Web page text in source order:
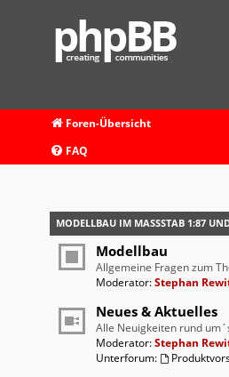
Foren-Übersicht
FAQ
MODELLBAU IM MASSSTAB 1:87 UND
Modellbau
Allgemeine Fragen zum
Moderator:Stephan
Neues & Aktuelles
Alle Neuigkeiten rund
Moderator:Stephan
Unterforum: